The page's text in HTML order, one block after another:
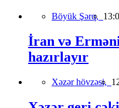
Böyük Şərq,
İran və
hazırlayır
Xəzər hövzəsi,